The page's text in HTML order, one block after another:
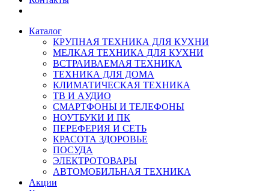
Каталог
КРУПНАЯ ТЕХНИКА ДЛЯ КУХНИ
МЕЛКАЯ ТЕХНИКА ДЛЯ КУХНИ
ВСТРАИВАЕМАЯ ТЕХНИКА
ТЕХНИКА ДЛЯ ДОМА
КЛИМАТИЧЕСКАЯ ТЕХНИКА
ТВ И AУДИО
СМАРТФОНЫ И ТЕЛЕФОНЫ
НОУТБУКИ И ПК
ПЕРЕФЕРИЯ И СЕТЬ
КРАСОТА ЗДОРОВЬЕ
ПОСУДА
ЭЛЕКТРОТОВАРЫ
АВТОМОБИЛЬНАЯ ТЕХНИКА
Акции